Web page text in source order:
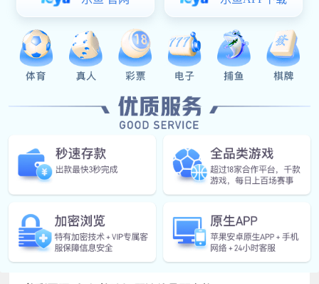
经水洗去泥分烘干后的干砂倒入标准筛，再放到筛砂机上筛分，
筛分后将各筛子上停留的砂子分别称重，通常用标准筛筛分后砂
粒集中的3个相邻筛子的头尾筛号表示颗粒组成。
相关美彩国际
美彩国际: 压铸公司的成本论
2022-06-25